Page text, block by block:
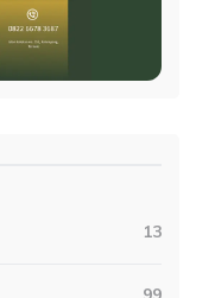
13